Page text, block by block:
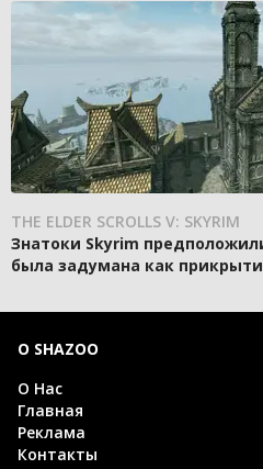
THE ELDER SCROLLS V: SKYRIM
Знатоки Skyrim
была задумана как
О SHAZOO
О Нас
Главная
Реклама
Контакты